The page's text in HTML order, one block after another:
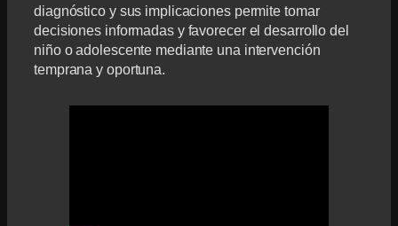
diagnóstico y sus implicaciones permite tomar
decisiones informadas y favorecer el desarrollo del
niño o adolescente mediante una intervención
temprana y oportuna.